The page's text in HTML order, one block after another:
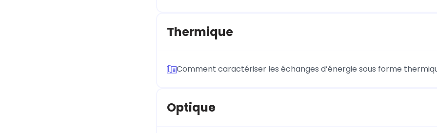
Thermique
Comment caractériser les échanges d’énergie sous forme
Optique